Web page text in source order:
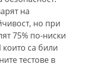
на
но при
75% по-ниски
са били
тестове в